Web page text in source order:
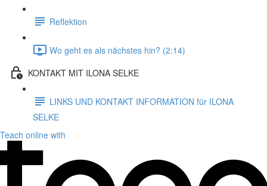
Reflektion
Wo geht es als nächstes hin? (2:14)
KONTAKT MIT ILONA SELKE
LINKS UND KONTAKT INFORMATION für ILONA
SELKE
Teach online with